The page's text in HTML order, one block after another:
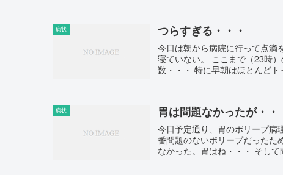
病状 つらすぎる・・・
今日は朝から病院に行って点滴
寝ていない。 ここまで（23時
数・・・ 特に早朝はほとんど
病状 胃は問題なかったが・・
今日予定通り、胃のポリープ病
番問題のないポリープだったた
なかった。胃はね・・・ そし